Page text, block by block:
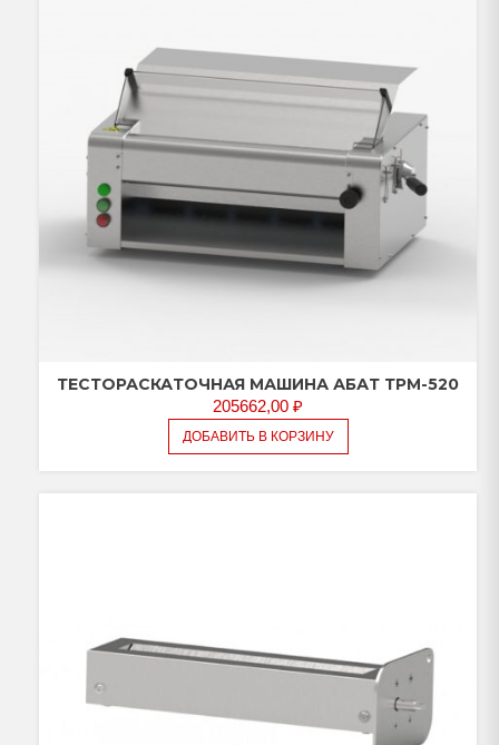
ТЕСТОРАСКАТОЧНАЯ МАШИНА АБАТ ТРМ-520
205662,00 ₽
ДОБАВИТЬ В КОРЗИНУ